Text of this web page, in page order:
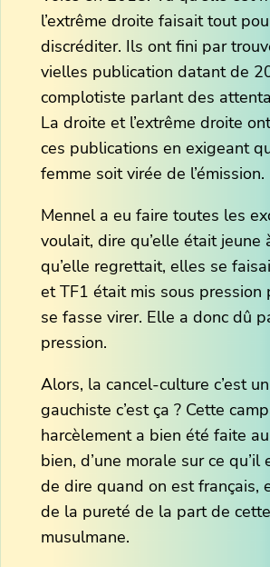
l’extrême droite faisait tout
discréditer. Ils ont fini par
vielles publication datant de
complotiste parlant des
La droite et l’extrême droite
ces publications en exigeant
femme soit virée de l’émission.
Mennel a eu faire toutes les
voulait, dire qu’elle était jeune
qu’elle regrettait, elles se
et TF1 était mis sous pression
se fasse virer. Elle a donc dû
pression.
Alors, la cancel-culture c’est
gauchiste c’est ça ? Cette
harcèlement a bien été faite
bien, d’une morale sur ce
de dire quand on est français,
de la pureté de la part de
musulmane.